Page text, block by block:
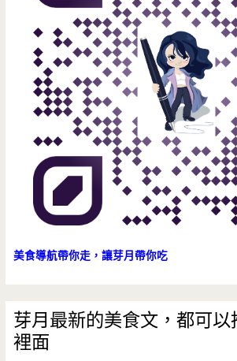
美食導航帶你走，讓芽月帶你吃
芽月最新的美食文，都可以
裡面